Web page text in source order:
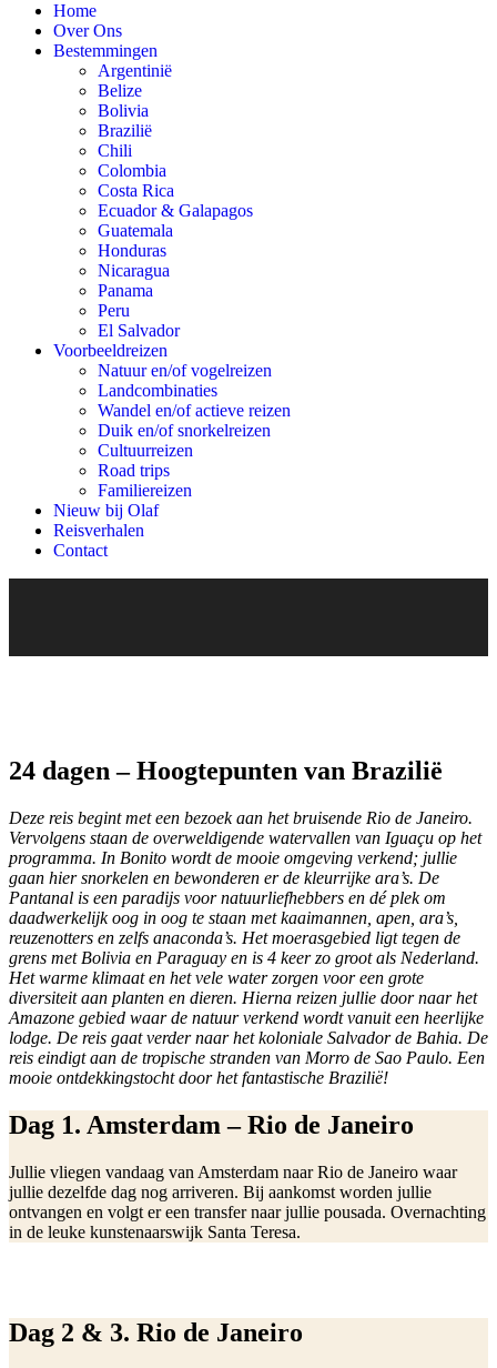
Home
Over Ons
Bestemmingen
Argentinië
Belize
Bolivia
Brazilië
Chili
Colombia
Costa Rica
Ecuador & Galapagos
Guatemala
Honduras
Nicaragua
Panama
Peru
El Salvador
Voorbeeldreizen
Natuur en/of vogelreizen
Landcombinaties
Wandel en/of actieve reizen
Duik en/of snorkelreizen
Cultuurreizen
Road trips
Familiereizen
Nieuw bij Olaf
Reisverhalen
Contact
24 dagen – Hoogtepunten van Brazilië
Deze reis begint met een bezoek aan het bruisende Rio de Janeiro.
Vervolgens staan de overweldigende watervallen van Iguaçu op het
programma. In Bonito wordt de mooie omgeving verkend; jullie
gaan hier snorkelen en bewonderen er de kleurrijke ara’s. De
Pantanal is een paradijs voor natuurliefhebbers en dé plek om
daadwerkelijk oog in oog te staan met kaaimannen, apen, ara’s,
reuzenotters en zelfs anaconda’s. Het moerasgebied ligt tegen de
grens met Bolivia en Paraguay en is 4 keer zo groot als Nederland.
Het warme klimaat en het vele water zorgen voor een grote
diversiteit aan planten en dieren. Hierna reizen jullie door naar het
Amazone gebied waar de natuur verkend wordt vanuit een heerlijke
lodge. De reis gaat verder naar het koloniale Salvador de Bahia. De
reis eindigt aan de tropische stranden van Morro de Sao Paulo. Een
mooie ontdekkingstocht door het fantastische Brazilië!
Dag 1. Amsterdam – Rio de Janeiro
Jullie vliegen vandaag van Amsterdam naar Rio de Janeiro waar
jullie dezelfde dag nog arriveren. Bij aankomst worden jullie
ontvangen en volgt er een transfer naar jullie pousada. Overnachting
in de leuke kunstenaarswijk Santa Teresa.
Dag 2 & 3. Rio de Janeiro